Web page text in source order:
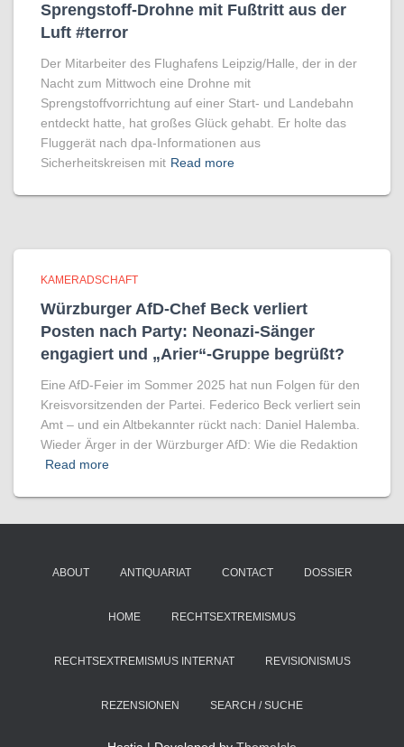
Sprengstoff-Drohne mit Fußtritt aus der
Luft #terror
Der Mitarbeiter des Flughafens Leipzig/Halle, der in der
Nacht zum Mittwoch eine Drohne mit
Sprengstoffvorrichtung auf einer Start- und Landebahn
entdeckt hatte, hat großes Glück gehabt. Er holte das
Fluggerät nach dpa-Informationen aus
Sicherheitskreisen mit Read more
KAMERADSCHAFT
Würzburger AfD-Chef Beck verliert
Posten nach Party: Neonazi-Sänger
engagiert und „Arier“-Gruppe begrüßt?
Eine AfD-Feier im Sommer 2025 hat nun Folgen für den
Kreisvorsitzenden der Partei. Federico Beck verliert sein
Amt – und ein Altbekannter rückt nach: Daniel Halemba.
Wieder Ärger in der Würzburger AfD: Wie die Redaktion
Read more
ABOUT ANTIQUARIAT CONTACT DOSSIER
HOME RECHTSEXTREMISMUS
RECHTSEXTREMISMUS INTERNAT REVISIONISMUS
REZENSIONEN SEARCH / SUCHE